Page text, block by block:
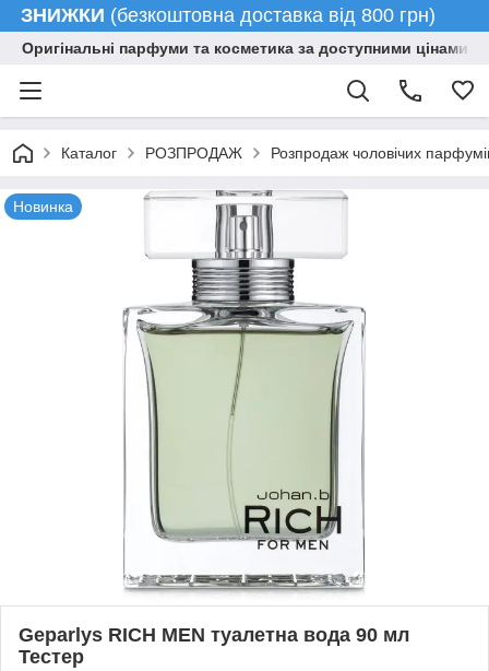
ЗНИЖКИ (безкоштовна доставка від 800 грн)
Оригінальні парфуми та косметика за доступними цінами
Каталог РОЗПРОДАЖ Розпродаж чоловічих
Новинка
Geparlys RICH MEN туалетна вода 90 мл
Тестер